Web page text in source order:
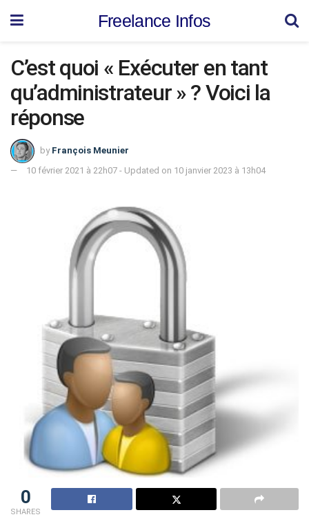
Freelance Infos
C’est quoi « Exécuter en tant
qu’administrateur » ? Voici la
réponse
by François Meunier
10 février 2021 à 22h07 - Updated on 10 janvier 2023 à 13h04
0
SHARES